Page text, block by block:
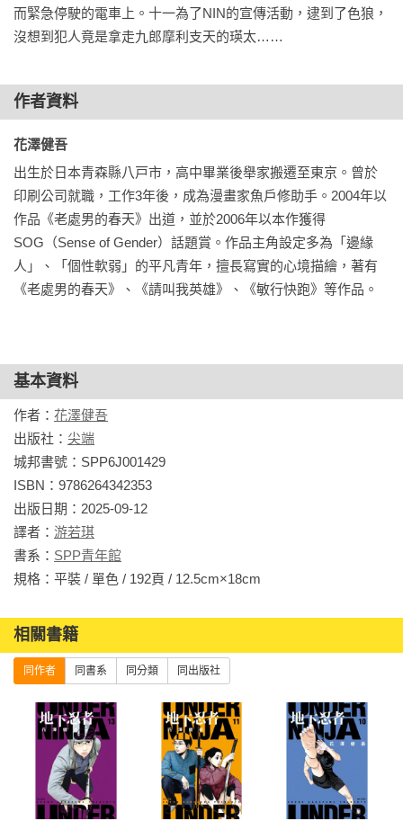
而緊急停駛的電車上。十一為了NIN的宣傳活動，逮到了色狼，
沒想到犯人竟是拿走九郎摩利支天的瑛太……
作者資料
花澤健吾
出生於日本青森縣八戸市，高中畢業後舉家搬遷至東京。曾於
印刷公司就職，工作3年後，成為漫畫家魚戶修助手。2004年以
作品《老處男的春天》出道，並於2006年以本作獲得
SOG（Sense of Gender）話題賞。作品主角設定多為「邊緣
人」、「個性軟弱」的平凡青年，擅長寫實的心境描繪，著有
《老處男的春天》、《請叫我英雄》、《敏行快跑》等作品。
基本資料
作者： 花澤健吾
出版社： 尖端
城邦書號：SPP6J001429
ISBN：9786264342353
出版日期：2025-09-12
譯者： 游若琪
書系： SPP青年館
規格：平裝 / 單色 / 192頁 / 12.5cm×18cm
相關書籍
同作者 同書系 同分類 同出版社